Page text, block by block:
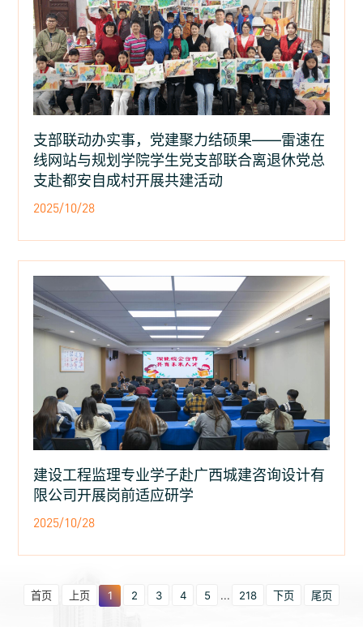
支部联动办实事，党建聚力结硕果——雷速在
线网站与规划学院学生党支部联合离退休党总
支赴都安自成村开展共建活动​
2025/10/28
建设工程监理专业学子赴广西城建咨询设计有
限公司开展岗前适应研学
2025/10/28
首页 上页 1 2 3 4 5 ... 218 下页 尾页